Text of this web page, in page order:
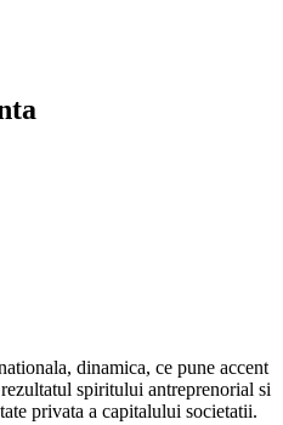
dinamica, ce pune accent
spiritului antreprenorial si
privata a capitalului societatii.